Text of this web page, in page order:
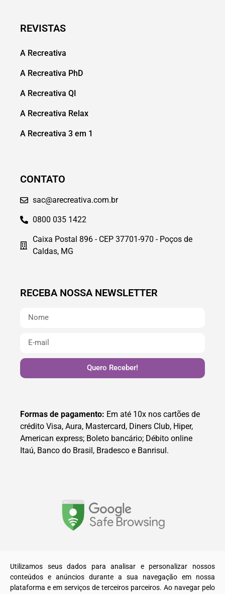
REVISTAS
A Recreativa
A Recreativa PhD
A Recreativa QI
A Recreativa Relax
A Recreativa 3 em 1
CONTATO
sac@arecreativa.com.br
0800 035 1422
Caixa Postal 896 - CEP 37701-970 - Poços de
Caldas, MG
RECEBA NOSSA NEWSLETTER
Quero Receber!
Formas de pagamento: Em até 10x nos cartões de
crédito Visa, Aura, Mastercard, Diners Club, Hiper,
American express; Boleto bancário; Débito online
Itaú, Banco do Brasil, Bradesco e Banrisul.
© 2025. Todos os direitos reservados a A Recreativa LTDA.
Utilizamos seus dados para analisar e personalizar nossos
conteúdos e anúncios durante a sua navegação em nossa
plataforma e em serviços de terceiros parceiros. Ao navegar pelo